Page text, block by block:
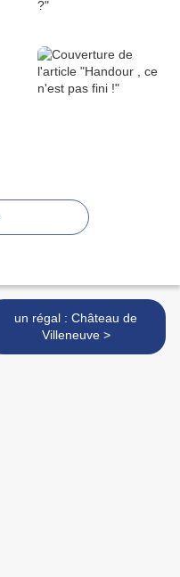
un régal : Château de
Villeneuve >